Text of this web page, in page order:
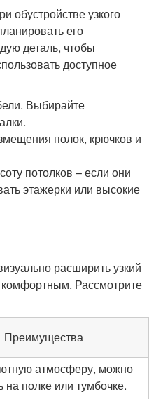
обустройстве узкого
его
деталь, чтобы
доступное
Выбирайте
полок, крючков и
потолков – если они
этажерки или высокие
расширить узкий
комфортным. Рассмотрите
Преимущества
атмосферу, можно
на полке или тумбочке.